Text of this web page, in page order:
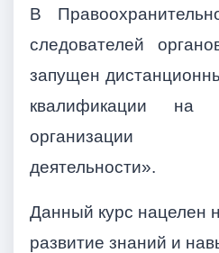
В
следователей
запущен
квалификации на
организации
деятельности».
Данный курс нацелен
развитие знаний и